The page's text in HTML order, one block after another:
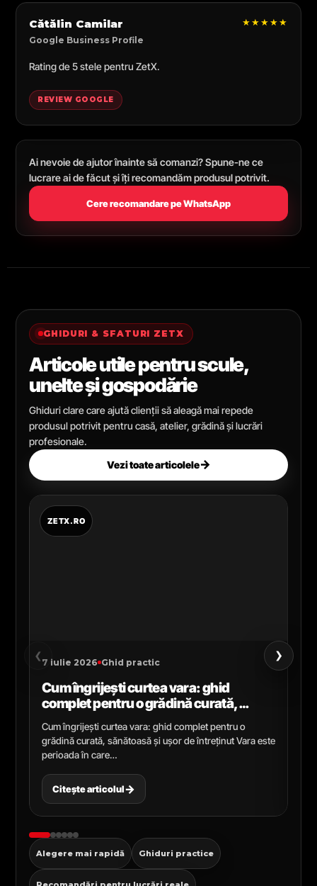
Cătălin Camilar
Google Business Profile
★★★★★
Rating de 5 stele pentru ZetX.
REVIEW GOOGLE
Ai nevoie de ajutor înainte să comanzi? Spune-ne ce
lucrare ai de făcut și îți recomandăm produsul potrivit.
Cere recomandare pe WhatsApp
GHIDURI & SFATURI ZETX
Articole utile pentru scule,
unelte și gospodărie
Ghiduri clare care ajută clienții să aleagă mai repede
produsul potrivit pentru casă, atelier, grădină și lucrări
profesionale.
Vezi toate articolele→
‹ 7 iulie 2026 Ghid practic
Cum îngrijești curtea vara: ghid
complet pentru o grădină curată,
sănătoasă și ușor de întreținut
Cum îngrijești curtea vara: ghid complet pentru o
grădină curată, sănătoasă și ușor de întreținut Vara este
perioada în care…
Citește articolul→
›
Alegere mai rapidă Ghiduri practice